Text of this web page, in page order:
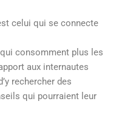
celui qui se connecte
consomment plus les
aux internautes
rechercher des
qui pourraient leur